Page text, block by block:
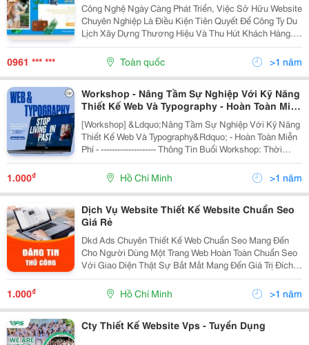
Công Nghệ Ngày Càng Phát Triển, Việc Sở Hữu Website
Chuyên Nghiệp Là Điều Kiện Tiên Quyết Để Công Ty Du
Lịch Xây Dựng Thương Hiệu Và Thu Hút Khách Hàng.
Một Trang Web Đẹp, Dễ Sử Dụng Và Tối Ưu Có Thể Gia
Tăng Khả Năng Tiếp Cận Và Chuyển Đổi Khách...
0961 *** *** Toàn quốc >1 năm
Workshop - Nâng Tầm Sự Nghiệp Với Kỹ Năng
Thiết Kế Web Và Typography - Hoàn Toàn Miễn
Phí
[Workshop] &Ldquo;Nâng Tầm Sự Nghiệp Với Kỹ Năng
Thiết Kế Web Và Typography&Rdquo; - Hoàn Toàn Miễn
Phí - -------------------- Thông Tin Buổi Workshop: Thời
Gian: 14:00 &Ndash; 16:30, Chiều Thứ 7, 11/01/2025
Đăng Ký Tại Link: Https://F
1.000₫ Hồ Chí Minh >1 năm
Dịch Vụ Website Thiết Kế Website Chuẩn Seo
Giá Rẻ
Dkd Ads Chuyên Thiết Kế Web Chuẩn Seo Mang Đến
Cho Người Dùng Một Trang Web Hoàn Toàn Chuẩn Seo
Với Giao Diện Thật Sự Bắt Mắt Mang Đến Giá Trị Đích
Thực Cho Sản Phẩm, Cũng Như Uy Tín Của Công Ty
Hay Dịch Vụ Của Quý Khách Một Website Có Đầy Đủ
Những T
1.000₫ Hồ Chí Minh >1 năm
Cty Thiết Kế Website Vps - Tuyển Dụng